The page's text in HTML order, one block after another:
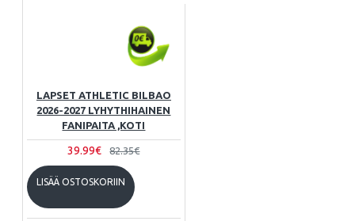
LAPSET ATHLETIC BILBAO
2026-2027 LYHYTHIHAINEN
FANIPAITA ,KOTI
39.99€ 82.35€
LISÄÄ OSTOSKORIIN